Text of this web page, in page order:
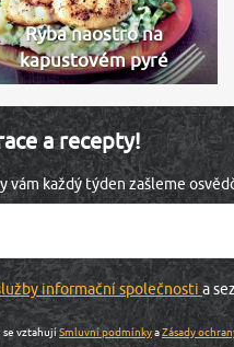
Ryba naostro na
kapustovém pyré
a recepty!
každý týden zašleme
informační společnosti a
se vztahujíSmluvní podmínkyaZásady